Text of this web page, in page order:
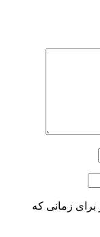
برای زمانی که